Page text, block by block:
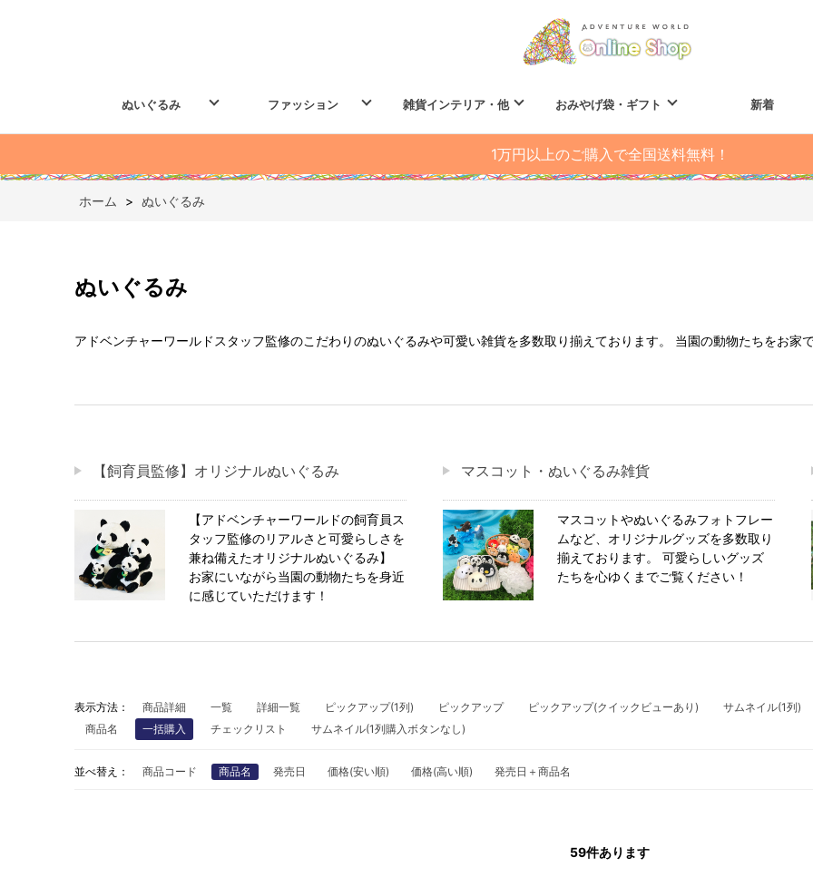
ぬいぐるみ ファッション 雑貨インテリア・他 おみやげ袋・ギフト 新着
1万円以上のご購入で全国送料無料！
ホーム > ぬいぐるみ
ぬいぐるみ
アドベンチャーワールドスタッフ監修のこだわりのぬいぐるみや可愛い雑貨を多数取り揃えております。 当園の動物たちをお家
【飼育員監修】オリジナルぬいぐるみ
【アドベンチャーワールドの飼育員ス
タッフ監修のリアルさと可愛らしさを
兼ね備えたオリジナルぬいぐるみ】
お家にいながら当園の動物たちを身近
に感じていただけます！
マスコット・ぬいぐるみ雑貨
マスコットやぬいぐるみフォトフレー
ムなど、オリジナルグッズを多数取り
揃えております。 可愛らしいグッズ
たちを心ゆくまでご覧ください！
表示方法： 商品詳細 一覧 詳細一覧 ピックアップ(1列) ピックアップ ピックアップ(クイックビューあり)
サムネイル(1列)
商品名
一括購入 チェックリスト サムネイル(1列購入ボタンなし)
並べ替え： 商品コード 商品名 発売日 価格(安い順) 価格(高い順) 発売日＋商品名
59件あります